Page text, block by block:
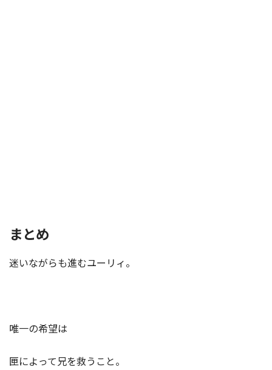
まとめ
迷いながらも進むユーリィ。
唯一の希望は
匣によって兄を救うこと。